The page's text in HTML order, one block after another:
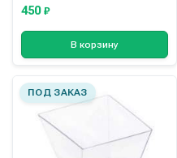
450 ₽
В корзину
ПОД ЗАКАЗ